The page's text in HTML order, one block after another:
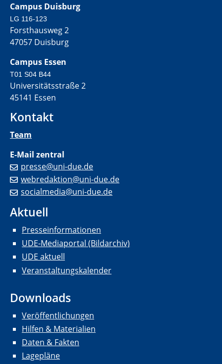
Campus Duisburg
LG 116-123
Forsthausweg 2
47057 Duisburg
Campus Essen
T01 S04 B44
Universitätsstraße 2
45141 Essen
Kontakt
Team
E-Mail zentral
presse@uni-due.de
webredaktion@uni-due.de
socialmedia@uni-due.de
Aktuell
Presseinformationen
UDE-Mediaportal (Bildarchiv)
UDE aktuell
Veranstaltungskalender
Downloads
Veröffentlichungen
Hilfen & Materialien
Daten & Fakten
Lagepläne